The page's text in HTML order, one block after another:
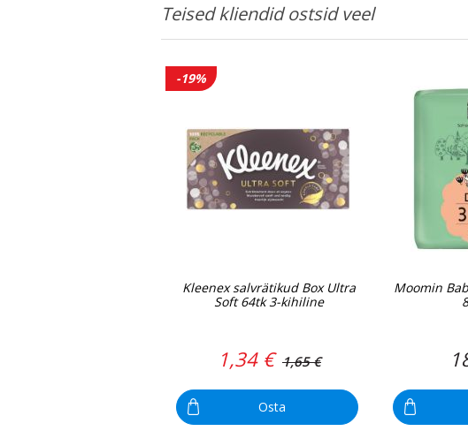
Teised kliendid ostsid veel
-19%
Kleenex salvrätikud Box Ultra
Soft 64tk 3-kihiline
1,34 € 1,65 €
Osta
Moomin